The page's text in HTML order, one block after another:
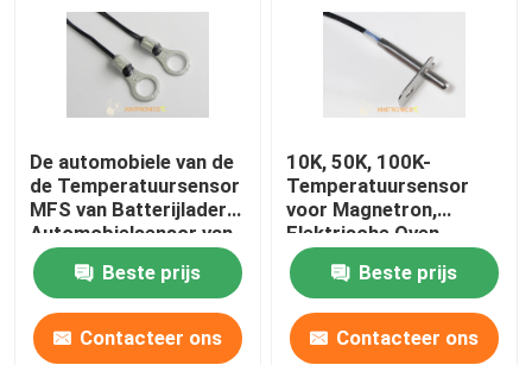
De automobiele van de
de Temperatuursensor
MFS van Batterijladers
Automobielsensor van
de Reekstemperaturen
voor AutoBeste prijs
Contacteer ons
10K, 50K, 100K-
Temperatuursensor
voor Magnetron,
Elektrische Oven,
Luchtbraadpan,
Elektrische Gebakken
Plaat mft-F Reeks
Beste prijs
Contacteer ons